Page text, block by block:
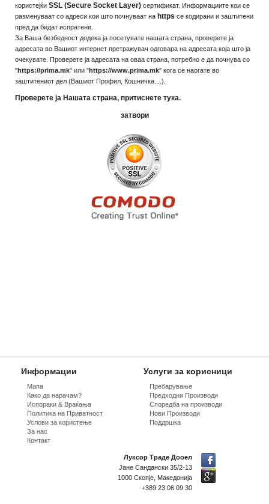
користејќи SSL (Secure Socket Layer) сертификат. Информациите кои се
разменуваат со адреси кои што почнуваат на https се кодирани и заштитени
пред да бидат испратени.
За Ваша безбедност додека ја посетувате нашата страна, проверете ја
адресата во Вашиот интернет претражувач одговара на адресата која што ја
очекувате. Проверете ја адресата на оваа страна, потребно е да почнува со
"https://prima.mk" или "https://www.prima.mk" кога се наогате во
заштитениот дел (Вашиот Профил, Кошничка....).
Проверете ја Нашата страна, притиснете тука.
затвори
Информации
Мапа
Како да нарачам?
Испораки & Враќања
Политика на Приватност
Услови за користење
За нас
Контакт
Услуги за корисници
Пребарување
Предходни Производи
Споредба на производи
Нови Производи
Поддршка
Луксор Траде Дооел
Јане Сандански 35/2-13
1000 Скопје, Македонија
+389 23 06 09 30